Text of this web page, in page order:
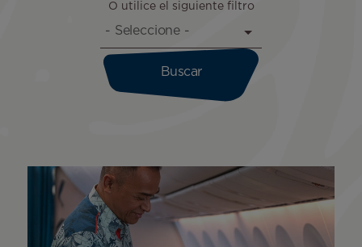
O utilice el siguiente filtro